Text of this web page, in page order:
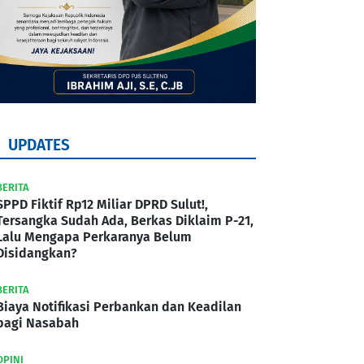
UPDATES
Fiktif Rp12 Miliar DPRD Sulut!,
Sudah Ada, Berkas Diklaim P-21,
Mengapa Perkaranya Belum
Notifikasi Perbankan dan Keadilan
Nasabah